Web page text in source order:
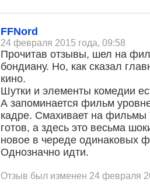
FFNord
24 февраля 2015 года, 09:58
Прочитав отзывы, шел на
бондиану. Но, как сказал
кино.
Шутки и элементы комедии
А запоминается фильм
кадре. Смахивает на фильмы
готов, а здесь это весьма
новое в череде одинаковых
Однозначно идти.
Отзыв был изменен 24 февраля